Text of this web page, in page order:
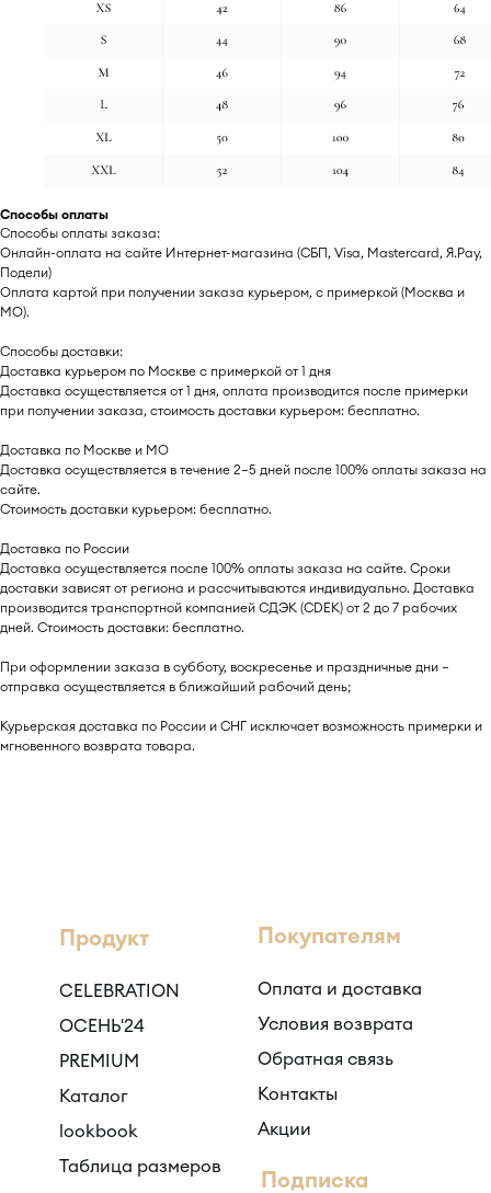
Способы оплаты
Способы оплаты заказа:
Онлайн-оплата на сайте Интернет-магазина (СБП, Visa, Mastercard, Я.Pay,
Подели)
Оплата картой при получении заказа курьером, с примеркой (Москва и
МО).
Способы доставки:
Доставка курьером по Москве с примеркой от 1 дня
Доставка осуществляется от 1 дня, оплата производится после примерки
при получении заказа, стоимость доставки курьером: бесплатно.
Доставка по Москве и МО
Доставка осуществляется в течение 2–5 дней после 100% оплаты заказа на
сайте.
Стоимость доставки курьером: бесплатно.
Доставка по России
Доставка осуществляется после 100% оплаты заказа на сайте. Сроки
доставки зависят от региона и рассчитываются индивидуально. Доставка
производится транспортной компанией СДЭК (CDEK) от 2 до 7 рабочих
дней. Стоимость доставки: бесплатно.
При оформлении заказа в субботу, воскресенье и праздничные дни —
отправка осуществляется в ближайший рабочий день;
Курьерская доставка по России и СНГ исключает возможность примерки и
мгновенного возврата товара.
Продукт
CELEBRATION
ОСЕНЬ'24
PREMIUM
Каталог
lookbook
Таблица размеров
Покупателям
Оплата и доставка
Условия возврата
Обратная связь
Контакты
Акции
Подписка